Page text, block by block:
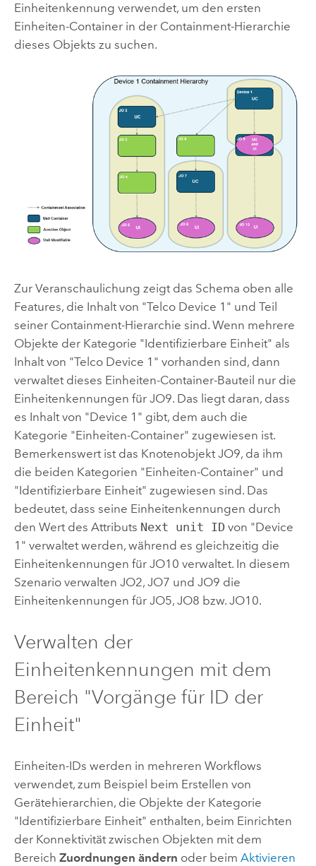
Einheitenkennung verwendet, um den ersten
Einheiten-Container in der Containment-Hierarchie
dieses Objekts zu suchen.
Zur Veranschaulichung zeigt das Schema oben alle
Features, die Inhalt von "Telco Device 1" und Teil
seiner Containment-Hierarchie sind. Wenn mehrere
Objekte der Kategorie "Identifizierbare Einheit" als
Inhalt von "Telco Device 1" vorhanden sind, dann
verwaltet dieses Einheiten-Container-Bauteil nur die
Einheitenkennungen für JO9. Das liegt daran, dass
es Inhalt von "Device 1" gibt, dem auch die
Kategorie "Einheiten-Container" zugewiesen ist.
Bemerkenswert ist das Knotenobjekt JO9, da ihm
die beiden Kategorien "Einheiten-Container" und
"Identifizierbare Einheit" zugewiesen sind. Das
bedeutet, dass seine Einheitenkennungen durch
den Wert des Attributs Next unit IDvon "Device
1" verwaltet werden, während es gleichzeitig die
Einheitenkennungen für JO10 verwaltet. In diesem
Szenario verwalten JO2, JO7 und JO9 die
Einheitenkennungen für JO5, JO8 bzw. JO10.
Verwalten der
Einheitenkennungen mit dem
Bereich "Vorgänge für ID der
Einheit"
Einheiten-IDs werden in mehreren Workflows
verwendet, zum Beispiel beim Erstellen von
Gerätehierarchien, die Objekte der Kategorie
"Identifizierbare Einheit" enthalten, beim Einrichten
der Konnektivität zwischen Objekten mit dem
Bereich Zuordnungen ändern oder beim Aktivieren